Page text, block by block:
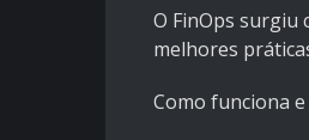
O FinOps surgiu
melhores
Como funciona